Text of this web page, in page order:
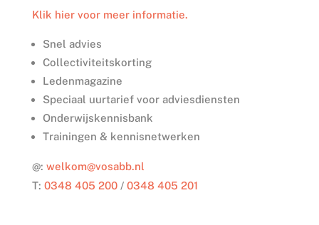
Klik hier voor meer informatie.
Snel advies
Collectiviteitskorting
Ledenmagazine
Speciaal uurtarief voor adviesdiensten
Onderwijskennisbank
Trainingen & kennisnetwerken
@: welkom@vosabb.nl
T: 0348 405 200/ 0348 405 201